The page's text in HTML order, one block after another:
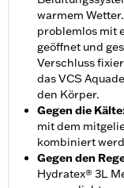
warmem
problemlos mit
geöffnet und
Verschluss
das VCS
den Körper.
Gegen die Kälte
mit dem
kombiniert
Gegen den
Hydratex® 3L